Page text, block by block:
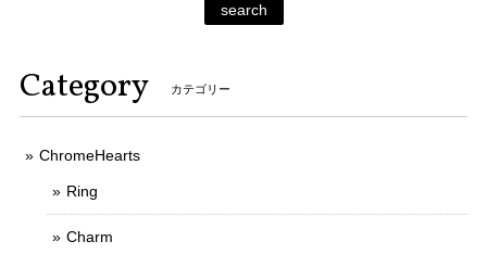
search
Category カテゴリー
ChromeHearts
Ring
Charm